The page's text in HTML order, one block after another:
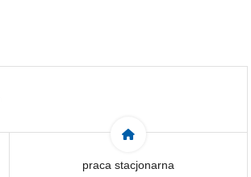
praca stacjonarna